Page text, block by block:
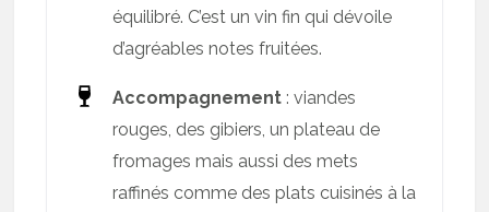
équilibré. C’est un vin fin qui dévoile
d’agréables notes fruitées.
Accompagnement : viandes
rouges, des gibiers, un plateau de
fromages mais aussi des mets
raffinés comme des plats cuisinés à la